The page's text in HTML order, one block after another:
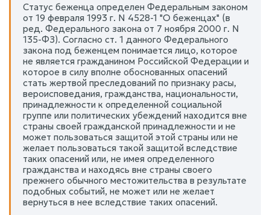
Статус беженца определен Федеральным законом
от 19 февраля 1993 г. N 4528-1 "О беженцах" (в
ред. Федерального закона от 7 ноября 2000 г. N
135-ФЗ). Согласно ст. 1 данного Федерального
закона под беженцем понимается лицо, которое
не является гражданином Российской Федерации и
которое в силу вполне обоснованных опасений
стать жертвой преследований по признаку расы,
вероисповедания, гражданства, национальности,
принадлежности к определенной социальной
группе или политических убеждений находится вне
страны своей гражданской принадлежности и не
может пользоваться защитой этой страны или не
желает пользоваться такой защитой вследствие
таких опасений или, не имея определенного
гражданства и находясь вне страны своего
прежнего обычного местожительства в результате
подобных событий, не может или не желает
вернуться в нее вследствие таких опасений.